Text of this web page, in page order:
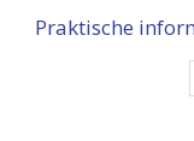
Praktische